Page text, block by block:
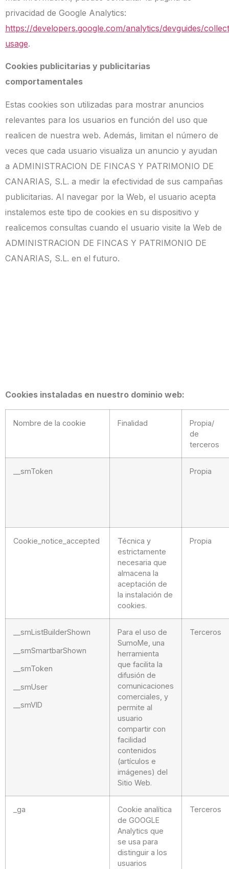
privacidad de Google Analytics:
https://developers.google.com/analytics/devguides/
usage.
Cookies publicitarias y publicitarias
comportamentales
Estas cookies son utilizadas para mostrar anuncios
relevantes para los usuarios en función del uso que
realicen de nuestra web. Además, limitan el número de
veces que cada usuario visualiza un anuncio y ayudan
a ADMINISTRACION DE FINCAS Y PATRIMONIO DE
CANARIAS, S.L. a medir la efectividad de sus campañas
publicitarias. Al navegar por la Web, el usuario acepta
instalemos este tipo de cookies en su dispositivo y
realicemos consultas cuando el usuario visite la Web de
ADMINISTRACION DE FINCAS Y PATRIMONIO DE
CANARIAS, S.L. en el futuro.
Cookies instaladas en nuestro dominio web:
Nombre de la cookie Finalidad
Propia/
de
terceros
__smToken Propia
Cookie_notice_accepted
Técnica y
estrictamente
necesaria que
almacena la
aceptación de
la instalación de
cookies.
Propia
__smListBuilderShown
__smSmartbarShown
__smToken
__smUser
__smVID
Para el uso de
SumoMe, una
herramienta
que facilita la
difusión de
comunicaciones
comerciales, y
permite al
usuario
compartir con
facilidad
contenidos
(artículos e
imágenes) del
Sitio Web.
Terceros
_ga
Cookie analítica
de GOOGLE
Analytics que
se usa para
distinguir a los
usuarios
Terceros